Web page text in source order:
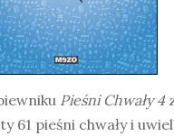
Pieśni Chwały 4
61 pieśni chwały i